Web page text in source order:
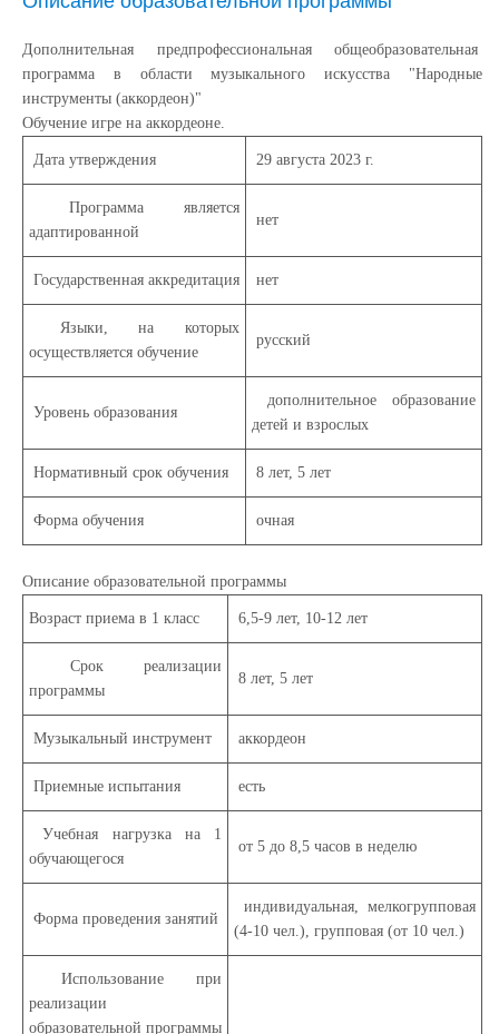
Дополнительная предпрофессиональная общеобразовательная
программа в области музыкального искусства "Народные
инструменты (аккордеон)"
Обучение игре на аккордеоне.
Дата утверждения 29 августа 2023 г.
Программа является
адаптированной
нет
Государственная аккредитация нет
Языки, на которых
осуществляется обучение
русский
Уровень образования
дополнительное образование
детей и взрослых
Нормативный срок обучения 8 лет, 5 лет
Форма обучения очная
Описание образовательной программы
Возраст приема в 1 класс 6,5-9 лет, 10-12 лет
Срок реализации
программы
8 лет, 5 лет
Музыкальный инструмент аккордеон
Приемные испытания есть
Учебная нагрузка на 1
обучающегося
от 5 до 8,5 часов в неделю
Форма проведения занятий
индивидуальная, мелкогрупповая
(4-10 чел.), групповая (от 10 чел.)
Использование при
реализации
образовательной программы